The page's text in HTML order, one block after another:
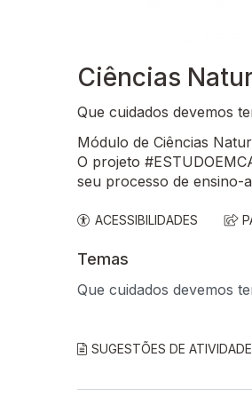
Ciências
Que cuidados devemos
Módulo de Ciências
O projeto
seu processo de ensino-
ACESSIBILIDADES
Temas
Que cuidados devemos
SUGESTÕES DE